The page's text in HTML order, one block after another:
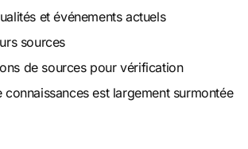
et événements actuels
sources
de sources pour vérification
est largement surmontée